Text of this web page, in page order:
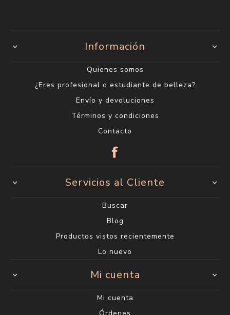
Información
Quienes somos
¿Eres profesional o estudiante de belleza?
Envío y devoluciones
Términos y condiciones
Contacto
Servicios al Cliente
Buscar
Blog
Productos vistos recientemente
Lo nuevo
Mi cuenta
Mi cuenta